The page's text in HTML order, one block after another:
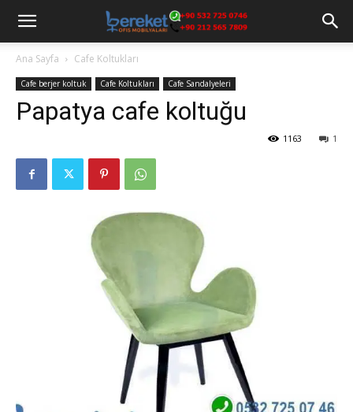
Ana Sayfa Cafe Koltukları
Cafe berjer koltuk Cafe Koltukları Cafe Sandalyeleri
Papatya cafe koltuğu
1
1163